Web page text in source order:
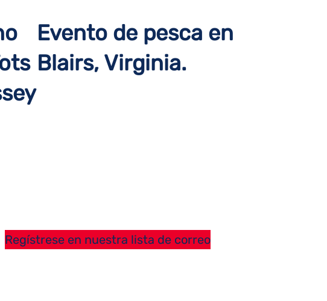
Evento de pesca en
Blairs, Virginia.
Regístrese en nuestra lista de correo